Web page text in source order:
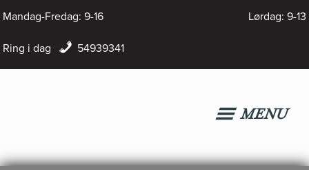
Hop
indholdet
Mandag-Fredag: 9-16 Lørdag: 9-13
Ring i dag 54939341
MENU